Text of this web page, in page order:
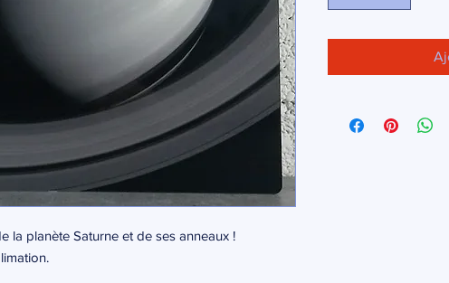
la planète Saturne et de ses anneaux !